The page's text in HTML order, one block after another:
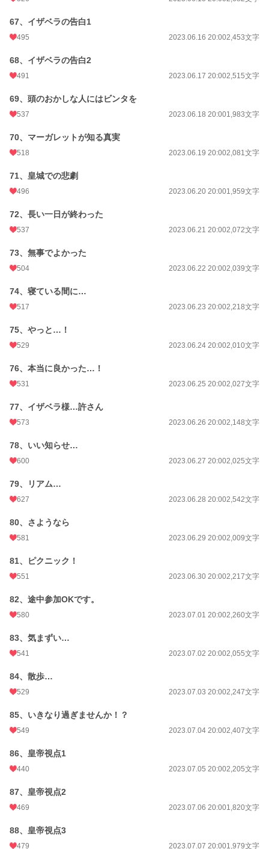
67、イザベラの告白1
495 2023.06.16 20:002,453文字
68、イザベラの告白2
491 2023.06.17 20:002,515文字
69、頭のおかしな人にはビンタを
537 2023.06.18 20:001,983文字
70、マーガレットが知る真実
518 2023.06.19 20:002,081文字
71、皇城での悲劇
496 2023.06.20 20:001,959文字
72、長い一日が終わった
537 2023.06.21 20:002,072文字
73、無事でよかった
504 2023.06.22 20:002,039文字
74、寝ている間に…
517 2023.06.23 20:002,218文字
75、やっと…！
529 2023.06.24 20:002,010文字
76、本当に良かった…！
531 2023.06.25 20:002,027文字
77、イザベラ様…許さん
573 2023.06.26 20:002,148文字
78、いい知らせ…
600 2023.06.27 20:002,025文字
79、リアム…
627 2023.06.28 20:002,542文字
80、さようなら
581 2023.06.29 20:002,009文字
81、ピクニック！
551 2023.06.30 20:002,217文字
82、途中参加OKです。
580 2023.07.01 20:002,260文字
83、気まずい…
541 2023.07.02 20:002,055文字
84、散歩…
529 2023.07.03 20:002,247文字
85、いきなり過ぎませんか！？
549 2023.07.04 20:002,407文字
86、皇帝視点1
440 2023.07.05 20:002,205文字
87、皇帝視点2
469 2023.07.06 20:001,820文字
88、皇帝視点3
479 2023.07.07 20:001,979文字